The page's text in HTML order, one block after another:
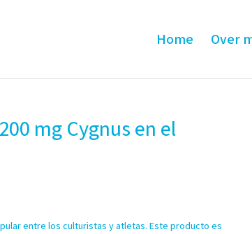
Home Over
mg Cygnus en el
entre los culturistas y atletas. Este producto es